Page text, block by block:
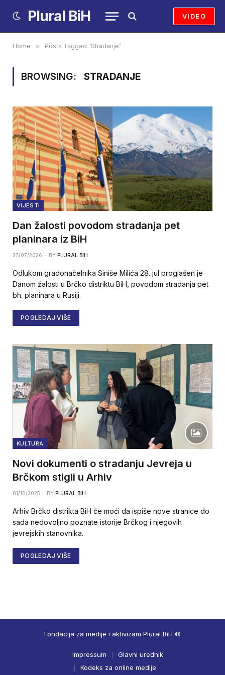
Plural BiH VIDEO
Home » Posts Tagged "Stradanje"
BROWSING: STRADANJE
VIJESTI
Dan žalosti povodom stradanja pet
planinara iz BiH
27/07/2026 BY PLURAL BIH
Odlukom gradonačelnika Siniše Milića 28. jul proglašen je
Danom žalosti u Brčko distriktu BiH, povodom stradanja pet
bh. planinara u Rusiji.
POGLEDAJ VIŠE
KULTURA
Novi dokumenti o stradanju Jevreja u
Brčkom stigli u Arhiv
01/10/2025 BY PLURAL BIH
Arhiv Brčko distrikta BiH će moći da ispiše nove stranice do
sada nedovoljno poznate istorije Brčkog i njegovih
jevrejskih stanovnika.
POGLEDAJ VIŠE
Fondacija za medije i aktivizam Plural BiH ©
Impressum
Glavni urednik
Kodeks za online medije